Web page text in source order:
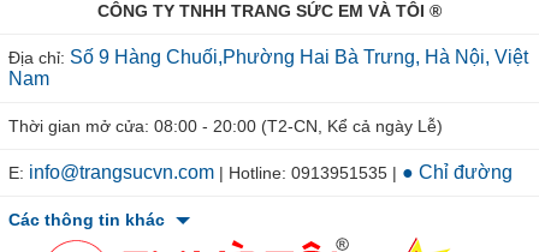
CÔNG TY TNHH TRANG SỨC EM VÀ TÔI ®
Địa chỉ: Số 9 Hàng Chuối,Phường Hai Bà Trưng, Hà Nội, Việt
Nam
Thời gian mở cửa: 08:00 - 20:00 (T2-CN, Kể cả ngày Lễ)
E: info@trangsucvn.com | Hotline: 0913951535 | ● Chỉ đường
Các thông tin khác